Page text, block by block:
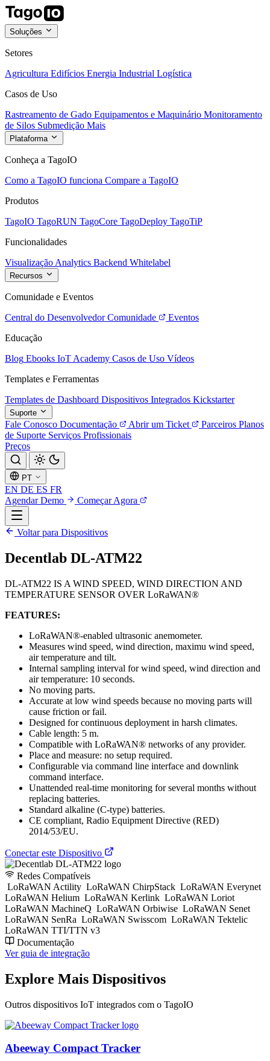
Soluções
Setores
Agricultura Edifícios Energia Industrial Logística
Casos de Uso
Rastreamento de Gado Equipamentos e Maquinário Monitoramento
de Silos Submedição Mais
Plataforma
Conheça a TagoIO
Como a TagoIO funciona Compare a TagoIO
Produtos
TagoIO TagoRUN TagoCore TagoDeploy TagoTiP
Funcionalidades
Visualização Analytics Backend Whitelabel
Recursos
Comunidade e Eventos
Central do Desenvolvedor Comunidade
Eventos
Educação
Blog Ebooks IoT Academy Casos de Uso Vídeos
Templates e Ferramentas
Templates de Dashboard Dispositivos Integrados Kickstarter
Suporte
Fale Conosco Documentação Abrir um Ticket Parceiros Planos
de Suporte Serviços Profissionais
Preços
PT
EN DE ES FR
Agendar Demo
Começar Agora
Voltar para Dispositivos
Decentlab DL-ATM22
DL-ATM22 IS A WIND SPEED, WIND DIRECTION AND
TEMPERATURE SENSOR OVER LoRaWAN®
FEATURES:
LoRaWAN®-enabled ultrasonic anemometer.
Measures wind speed, wind direction, maximu wind speed,
air temperature and tilt.
Internal sampling interval for wind speed, wind direction and
air temperature: 10 seconds.
No moving parts.
Accurate at low wind speeds because no moving parts will
cause friction or fail.
Designed for continuous deployment in harsh climates.
Cable length: 5 m.
Compatible with LoRaWAN® networks of any provider.
Place and measure: no setup required.
Configurable via command line interface and downlink
command interface.
Unattended real-time monitoring for several months without
replacing batteries.
Standard alkaline (C-type) batteries.
CE compliant, Radio Equipment Directive (RED)
2014/53/EU.
Conectar este Dispositivo
Redes Compatíveis
LoRaWAN Actility LoRaWAN ChirpStack LoRaWAN Everynet
LoRaWAN Helium LoRaWAN Kerlink LoRaWAN Loriot
LoRaWAN MachineQ LoRaWAN Orbiwise LoRaWAN Senet
LoRaWAN SenRa LoRaWAN Swisscom LoRaWAN Tektelic
LoRaWAN TTI/TTN v3
Documentação
Ver guia de integração
Explore Mais Dispositivos
Outros dispositivos IoT integrados com o TagoIO
Abeeway Compact Tracker